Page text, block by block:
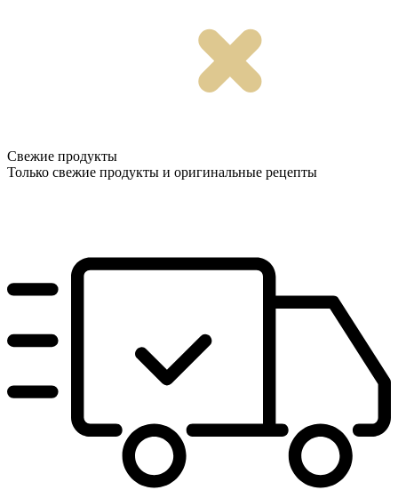
Свежие продукты
Только свежие продукты и оригинальные рецепты